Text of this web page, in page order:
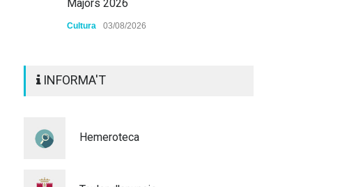
Majors 2026
Cultura 03/08/2026
PAELLES 2026
Bo Cultural Jove 2026: 400
euros per a gaudir de la
23/07/2026
INFORMA'T
Hemeroteca